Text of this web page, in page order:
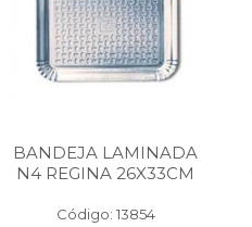
BANDEJA LAMINADA
N4 REGINA 26X33CM
Código: 13854